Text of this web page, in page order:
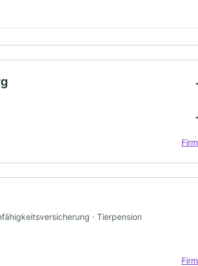
· Tierpension